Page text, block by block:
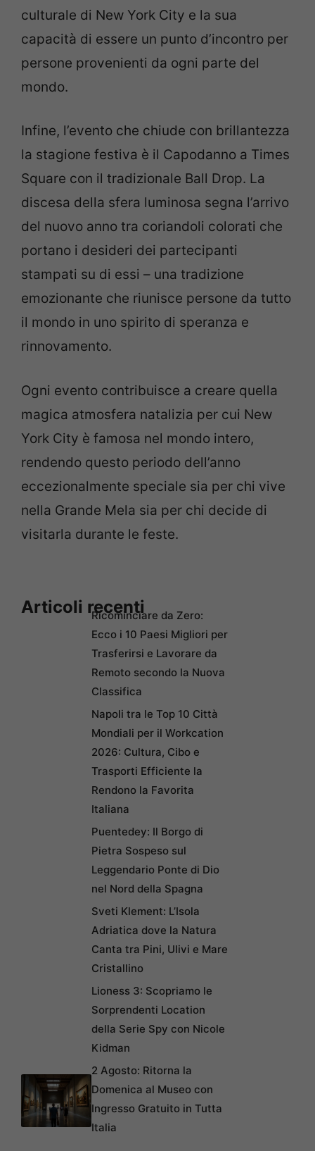
culturale di New York City e la sua
capacità di essere un punto d’incontro per
persone provenienti da ogni parte del
mondo.
Infine, l’evento che chiude con brillantezza
la stagione festiva è il Capodanno a Times
Square con il tradizionale Ball Drop. La
discesa della sfera luminosa segna l’arrivo
del nuovo anno tra coriandoli colorati che
portano i desideri dei partecipanti
stampati su di essi – una tradizione
emozionante che riunisce persone da tutto
il mondo in uno spirito di speranza e
rinnovamento.
Ogni evento contribuisce a creare quella
magica atmosfera natalizia per cui New
York City è famosa nel mondo intero,
rendendo questo periodo dell’anno
eccezionalmente speciale sia per chi vive
nella Grande Mela sia per chi decide di
visitarla durante le feste.
Articoli recentiRicominciare da Zero:
Ecco i 10 Paesi Migliori per
Trasferirsi e Lavorare da
Remoto secondo la Nuova
Classifica
Napoli tra le Top 10 Città
Mondiali per il Workcation
2026: Cultura, Cibo e
Trasporti Efficiente la
Rendono la Favorita
Italiana
Puentedey: Il Borgo di
Pietra Sospeso sul
Leggendario Ponte di Dio
nel Nord della Spagna
Sveti Klement: L’Isola
Adriatica dove la Natura
Canta tra Pini, Ulivi e Mare
Cristallino
Lioness 3: Scopriamo le
Sorprendenti Location
della Serie Spy con Nicole
Kidman
2 Agosto: Ritorna la
Domenica al Museo con
Ingresso Gratuito in Tutta
Italia